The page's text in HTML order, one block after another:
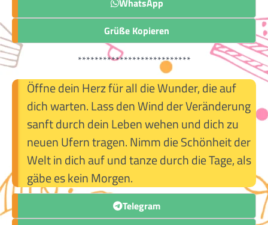
Grüße Kopieren
***************************
Öffne dein Herz für all die Wunder, die auf
dich warten. Lass den Wind der Veränderung
sanft durch dein Leben wehen und dich zu
neuen Ufern tragen. Nimm die Schönheit der
Welt in dich auf und tanze durch die Tage, als
gäbe es kein Morgen.
Telegram